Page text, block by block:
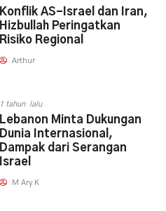
Konflik AS-Israel dan Iran,
Hizbullah Peringatkan
Risiko Regional
Arthur
1 tahun lalu
Lebanon Minta Dukungan
Dunia Internasional,
Dampak dari Serangan
Israel
M Ary K